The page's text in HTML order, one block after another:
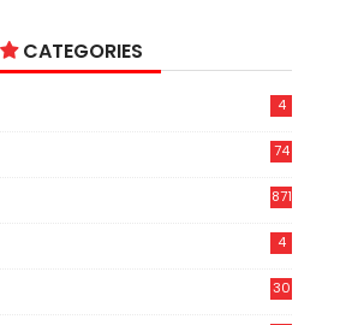
CATEGORIES
4
74
871
4
30